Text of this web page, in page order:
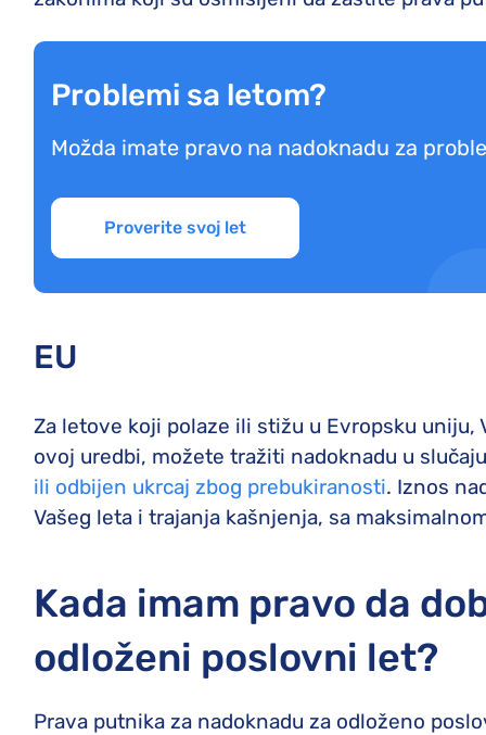
Problemi sa letom?
Možda imate pravo na nadoknadu za
Proverite svoj let
EU
Za letove koji polaze ili stižu u Evropsku uniju,
ovoj uredbi, možete tražiti nadoknadu u
ili odbijen ukrcaj zbog prebukiranosti. Iznos
Vašeg leta i trajanja kašnjenja, sa
Kada imam pravo da
odloženi poslovni let?
Prava putnika za nadoknadu za odloženo